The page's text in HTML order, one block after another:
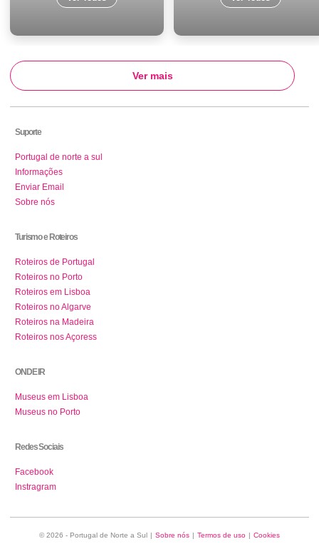
Ver mais
Suporte
Portugal de norte a sul
Informações
Enviar Email
Sobre nós
Turismo e Roteiros
Roteiros de Portugal
Roteiros no Porto
Roteiros em Lisboa
Roteiros no Algarve
Roteiros na Madeira
Roteiros nos Açoress
ONDE IR
Museus em Lisboa
Museus no Porto
Redes Sociais
Facebook
Instragram
© 2026 - Portugal de Norte a Sul | Sobre nós | Termos de uso | Cookies